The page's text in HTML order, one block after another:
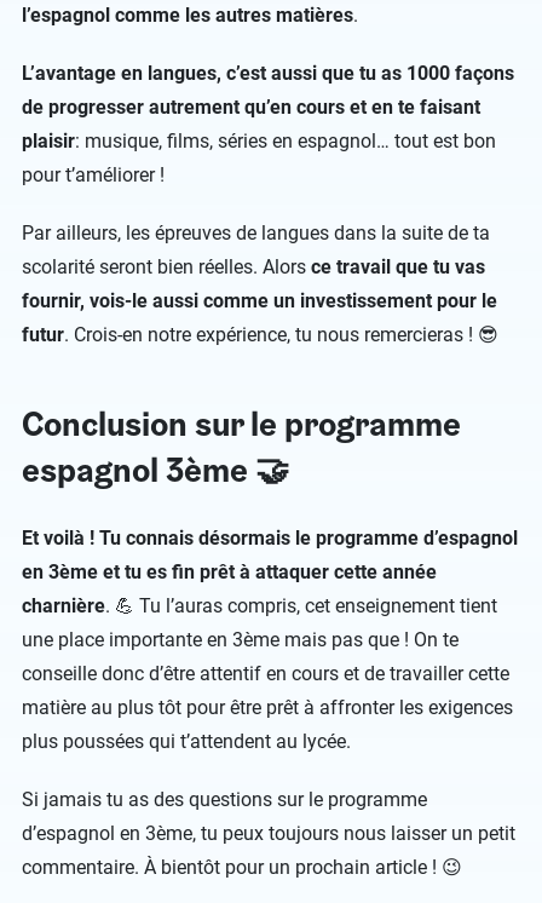
l’espagnol comme les autres matières.
L’avantage en langues, c’est aussi que tu as 1000 façons
de progresser autrement qu’en cours et en te faisant
plaisir: musique, films, séries en espagnol… tout est bon
pour t’améliorer !
Par ailleurs, les épreuves de langues dans la suite de ta
scolarité seront bien réelles. Alors ce travail que tu vas
fournir, vois-le aussi comme un investissement pour le
futur. Crois-en notre expérience, tu nous remercieras ! 😎
Conclusion sur le programme
espagnol 3ème 🤝
Et voilà ! Tu connais désormais le programme d’espagnol
en 3ème et tu es fin prêt à attaquer cette année
charnière. 💪 Tu l’auras compris, cet enseignement tient
une place importante en 3ème mais pas que ! On te
conseille donc d’être attentif en cours et de travailler cette
matière au plus tôt pour être prêt à affronter les exigences
plus poussées qui t’attendent au lycée.
Si jamais tu as des questions sur le programme
d’espagnol en 3ème, tu peux toujours nous laisser un petit
commentaire. À bientôt pour un prochain article ! 😉